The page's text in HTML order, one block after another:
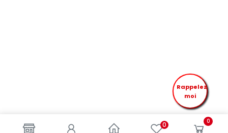
0 0
Rappelez
moi